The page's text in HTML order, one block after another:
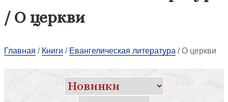
Песенники и нотные сборники
Поэзия
Работа с зависимыми
/ О церкви
Главная / Книги / Евангелическая литература /О церкви